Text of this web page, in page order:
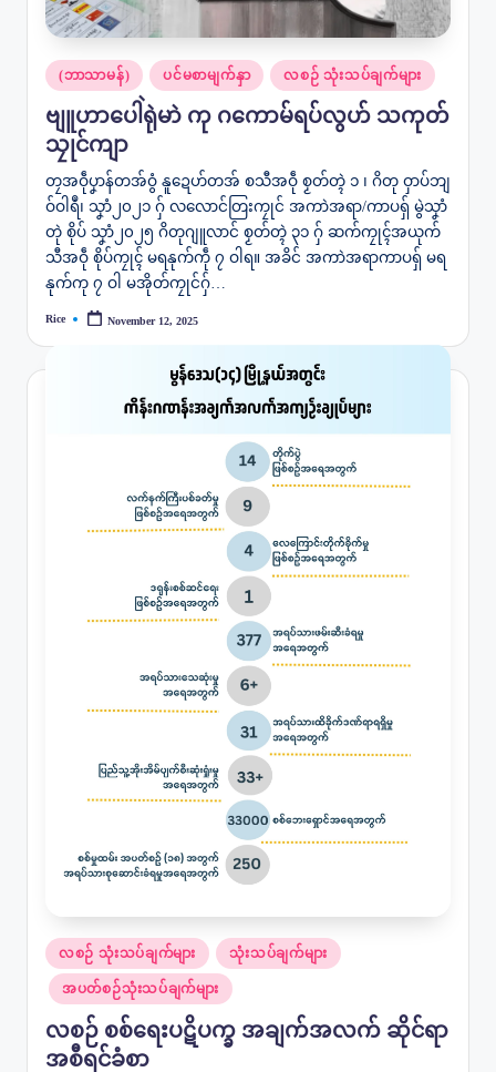
Posted
in
(ဘာသာမန်) ပင်မစာမျက်နှာ လစဉ် သုံးသပ်ချက်များ
ဗျူဟာပေါဲရုဲမာဲ ကု ဂကောမ်ရပ်လွဟ် သကုတ်
သၠုင်ကျာ
တၠအဝဵုပၞာန်တအ်ဝွံ နူဍေဟ်တအ် စသီအဝဵု စၟတ်တ္ၚဲ ၁ ၊ ဂိတု ဝှာပ်ဘျ
ဝ်ဝါရဳ၊ သၞာံ၂၀၂၁ ဂှ် လလောင်တြးကၠုင် အကာဲအရာ/ကာပရှ် မွဲသၞာံ
တုဲ စိုပ် သၞာံ၂၀၂၅ ဂိတုဂျူလာင် စၟတ်တ္ၚဲ ၃၁ ဂှ် ဆက်ကၠုၚ်အယုက်
သီအဝဵု စိုပ်ကၠုၚ် မရနုက်ကဵု ၇ ဝါရ။ အခိင် အကာဲအရာကာပရှ် မရ
နုက်ကု ၇ ဝါ မအိုတ်ကၠုင်ဂှ်…
Posted
Rice November 12, 2025
Posted
in
လစဉ် သုံးသပ်ချက်များ သုံးသပ်ချက်များ
အပတ်စဉ်သုံးသပ်ချက်များ
လစဉ် စစ်ရေးပဋိပက္ခ အချက်အလက် ဆိုင်ရာ
အစီရင်ခံစာ